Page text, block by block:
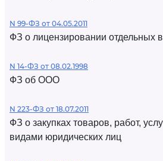
N 99-ФЗ от 04.05.2011
ФЗ о лицензировании отдельных
N 14-ФЗ от 08.02.1998
ФЗ об ООО
N 223-ФЗ от 18.07.2011
ФЗ о закупках товаров, работ,
видами юридических лиц